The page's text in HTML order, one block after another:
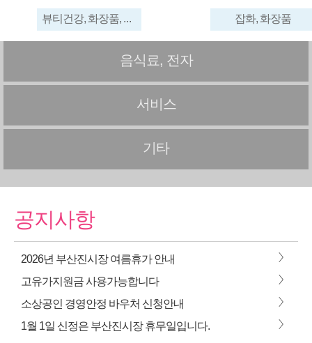
뷰티건강, 화장품, 신발, 가방, 메리야스, 수입잡화 잡화, 화장품
음식료, 전자
서비스
기타
공지사항
2026년 부산진시장 여름휴가 안내 >
고유가지원금 사용가능합니다 >
소상공인 경영안정 바우처 신청안내 >
1월 1일 신정은 부산진시장 휴무일입니다. >